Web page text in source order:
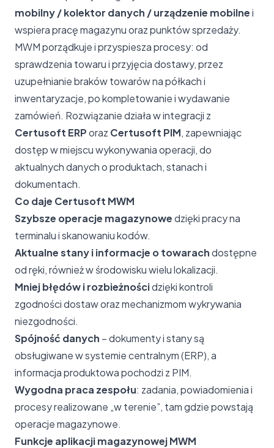
mobilny / kolektor danych / urządzenie mobilnei
wspiera pracę magazynu oraz punktów sprzedaży.
MWM porządkuje i przyspiesza procesy: od
sprawdzenia towaru i przyjęcia dostawy, przez
uzupełnianie braków towarów na półkach i
inwentaryzacje, po kompletowanie i wydawanie
zamówień. Rozwiązanie działa w integracji z
Certusoft ERPoraz Certusoft PIM, zapewniając
dostęp w miejscu wykonywania operacji, do
aktualnych danych o produktach, stanach i
dokumentach.
Co daje Certusoft MWM
Szybsze operacje magazynowedzięki pracy na
terminalu i skanowaniu kodów.
Aktualne stany i informacje o towarachdostępne
od ręki, również w środowisku wielu lokalizacji.
Mniej błędów i rozbieżnościdzięki kontroli
zgodności dostaw oraz mechanizmom wykrywania
niezgodności.
Spójność danych – dokumenty i stany są
obsługiwane w systemie centralnym (ERP), a
informacja produktowa pochodzi z PIM.
Wygodna praca zespołu: zadania, powiadomienia i
procesy realizowane „w terenie”, tam gdzie powstają
operacje magazynowe.
Funkcje aplikacji magazynowej MWM